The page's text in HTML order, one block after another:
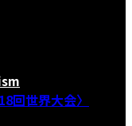
回世界大会〉